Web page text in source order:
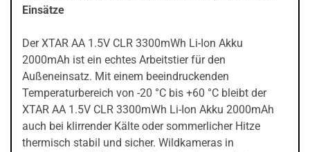
Einsätze
Der XTAR AA 1.5V CLR 3300mWh Li-Ion Akku
2000mAh ist ein echtes Arbeitstier für den
Außeneinsatz. Mit einem beeindruckenden
Temperaturbereich von -20 °C bis +60 °C bleibt der
XTAR AA 1.5V CLR 3300mWh Li-Ion Akku 2000mAh
auch bei klirrender Kälte oder sommerlicher Hitze
thermisch stabil und sicher. Wildkameras in